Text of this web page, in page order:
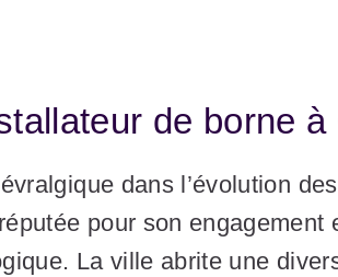
de borne à
dans l’évolution
pour son engagement
La ville abrite une